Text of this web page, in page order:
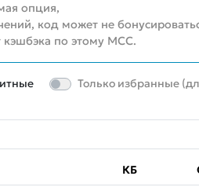
опция,
код может не
по этому MCC.
Только избранные
КБ